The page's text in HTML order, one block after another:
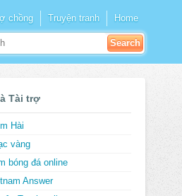
chồng Truyện tranh Home
Tài trợ
Hài
vàng
bóng đá online
Answer